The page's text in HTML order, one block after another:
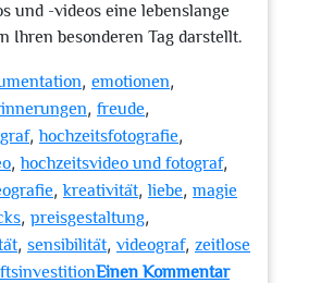
und -videos eine lebenslange
Ihren besonderen Tag darstellt.
, emotionen,
, freude,
,hochzeitsfotografie,
,hochzeitsvideo und fotograf,
,kreativität,liebe, magie
, preisgestaltung,
, sensibilität, videograf, zeitlose
Einen Kommentar